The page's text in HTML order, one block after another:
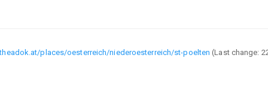
places/oesterreich/niederoesterreich/st-poelten (Last change: